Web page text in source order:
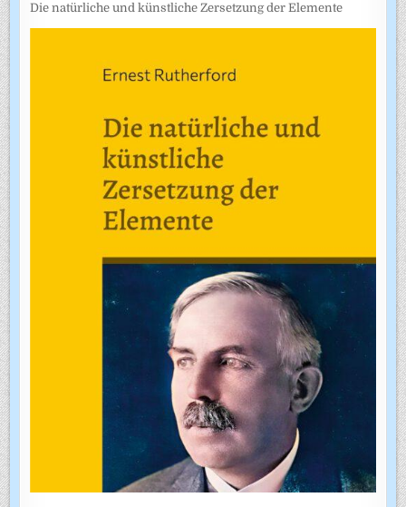
Die natürliche und künstliche Zersetzung der Elemente